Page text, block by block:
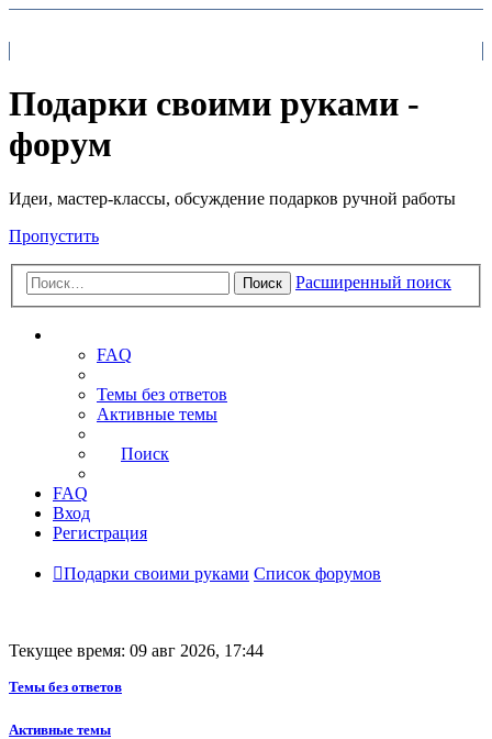
Подарки своими руками -
форум
Идеи, мастер-классы, обсуждение подарков ручной работы
Пропустить
Поиск Расширенный поиск
FAQ
Темы без ответов
Активные темы
Поиск
FAQ
Вход
Регистрация
Подарки своими руками Список форумов
Текущее время: 09 авг 2026, 17:44
Темы без ответов
Активные темы